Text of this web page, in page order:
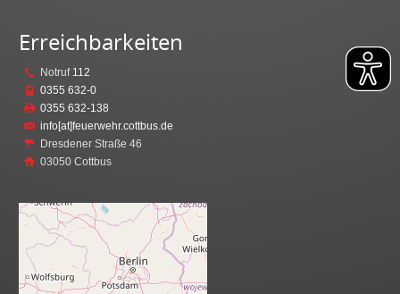
Erreichbarkeiten
Notruf 112
0355 632-0
0355 632-138
info[at]feuerwehr.cottbus.de
Dresdener Straße 46
03050 Cottbus